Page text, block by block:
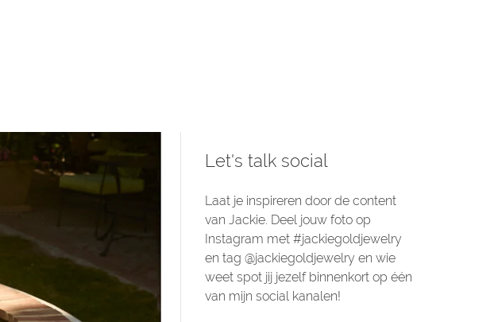
Let's talk social
Laat je inspireren door de content
van Jackie. Deel jouw foto op
Instagram met #jackiegoldjewelry
en tag @jackiegoldjewelry en wie
weet spot jij jezelf binnenkort op één
van mijn social kanalen!